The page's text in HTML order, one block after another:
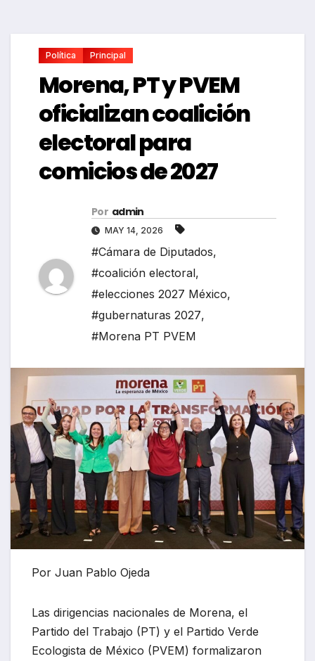
Política Principal
Morena, PT y PVEM
oficializan coalición
electoral para
comicios de 2027
Por admin
MAY 14, 2026
#Cámara de Diputados,
#coalición electoral,
#elecciones 2027 México,
#gubernaturas 2027,
#Morena PT PVEM
Por Juan Pablo Ojeda
Las dirigencias nacionales de Morena, el
Partido del Trabajo (PT) y el Partido Verde
Ecologista de México (PVEM) formalizaron